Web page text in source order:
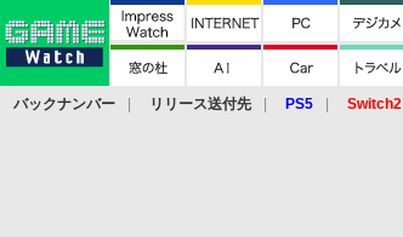
バックナンバー リリース送付先 PS5 Switch2